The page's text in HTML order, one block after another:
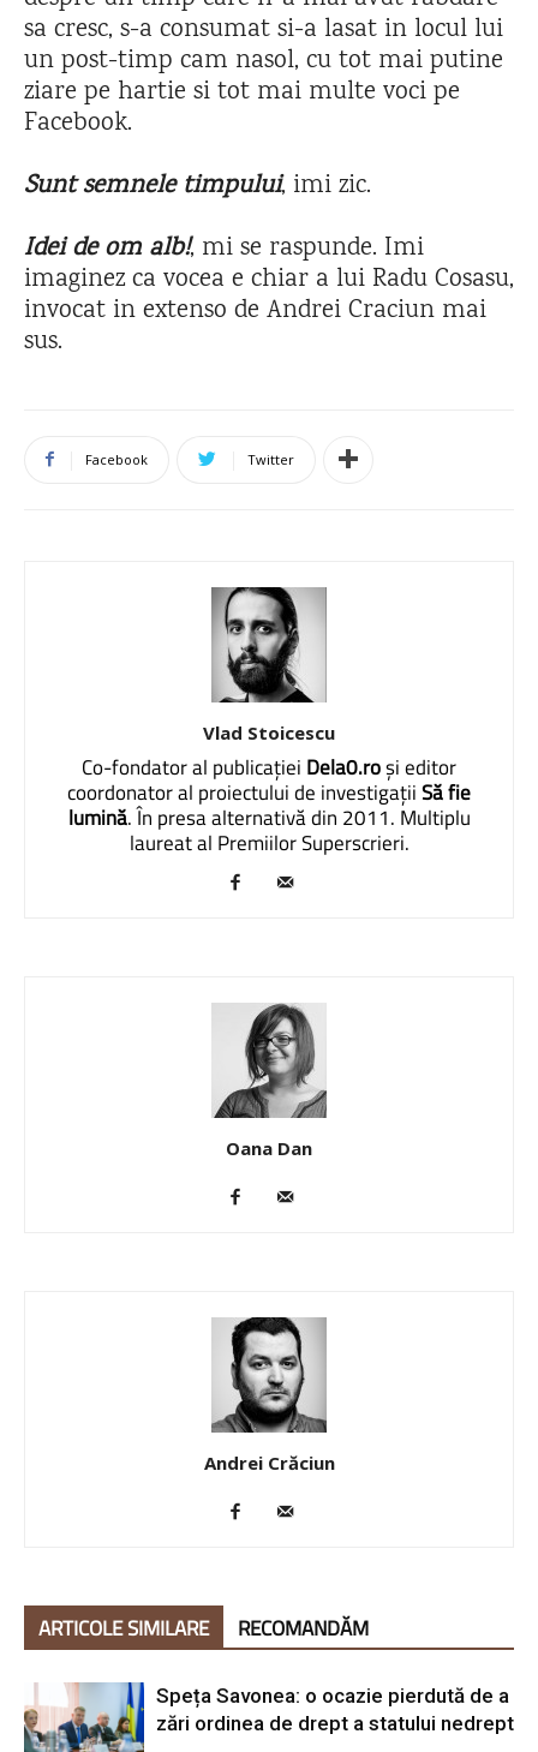
sa cresc, s-a consumat si-a lasat in locul lui
un post-timp cam nasol, cu tot mai putine
ziare pe hartie si tot mai multe voci pe
Facebook.
Sunt semnele timpului, imi zic.
Idei de om alb!, mi se raspunde. Imi
imaginez ca vocea e chiar a lui Radu Cosasu,
invocat in extenso de Andrei Craciun mai
sus.
Facebook Twitter
Vlad Stoicescu
Co-fondator al publicației Dela0.roși editor
coordonator al proiectului de investigațiiSă fie
lumină. În presa alternativă din 2011. Multiplu
laureat al Premiilor Superscrieri.
Oana Dan
Andrei Crăciun
ARTICOLE SIMILARE RECOMANDĂM
Speța Savonea: o ocazie pierdută de a
zări ordinea de drept a statului nedrept